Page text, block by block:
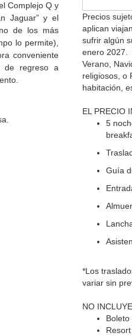
Complejo Q y
Jaguar” y el
de los más
lo permite),
conveniente
de regreso a
Precios
aplican
sufrir algún
enero 2027.
Verano,
religiosos, o
habitación,
EL PRECIO
5
Guía
*Los
variar sin
NO